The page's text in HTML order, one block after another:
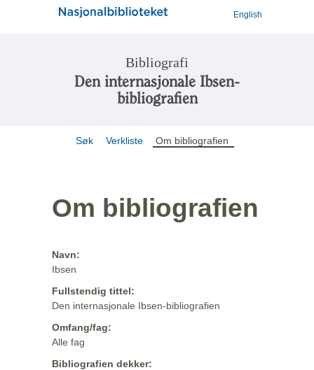
English
Bibliografi
Den internasjonale Ibsen-
bibliografien
Søk Verkliste Om bibliografien
Om bibliografien
Navn:
Ibsen
Fullstendig tittel:
Den internasjonale Ibsen-bibliografien
Omfang/fag:
Alle fag
Bibliografien dekker: